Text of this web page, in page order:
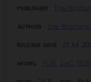
PUBLISHER :
AUTHOR :
RELEASE DATE : 21 Jul
MODEL : , ,